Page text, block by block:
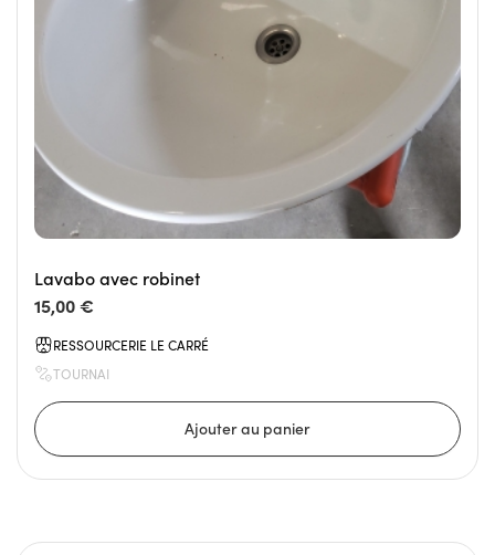
Lavabo avec robinet
15,00 €
RESSOURCERIE LE CARRÉ
TOURNAI